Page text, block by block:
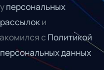
персональных
рассылоки
с Политикой
данных